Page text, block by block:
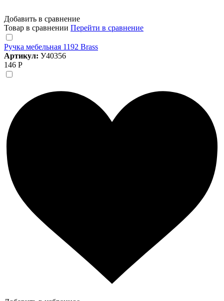
Добавить в сравнение
Товар в сравнении Перейти в сравнение
Ручка мебельная 1192 Brass
Артикул: У40356
146 Р